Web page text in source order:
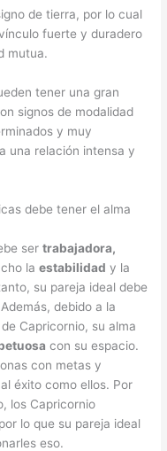
de tierra, por lo cual
fuerte y duradero
mutua.
tener una gran
signos de modalidad
y muy
una relación intensa y
debe tener el alma
sertrabajadora,
laestabilidad y la
su pareja ideal debe
debido a la
Capricornio, su alma
con su espacio.
con metas y
éxito como ellos. Por
los Capricornio
lo que su pareja ideal
eso.